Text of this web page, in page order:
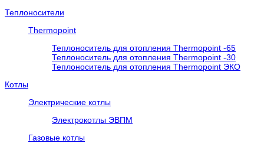
Теплоносители
Thermopoint
Теплоноситель для отопления Thermopoint -65
Теплоноситель для отопления Thermopoint -30
Теплоноситель для отопления Thermopoint ЭКО
Котлы
Электрические котлы
Электрокотлы ЭВПМ
Газовые котлы